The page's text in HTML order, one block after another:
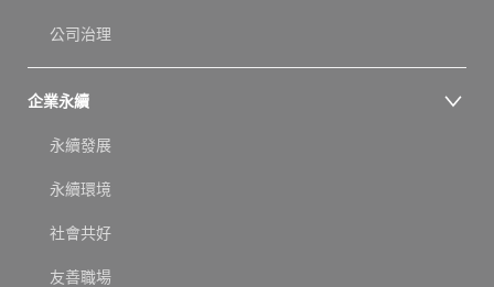
公司治理
企業永續
永續發展
永續環境
社會共好
友善職場